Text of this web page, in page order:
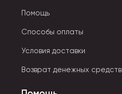
Помощь
Способы оплаты
Условия доставки
Возврат денежных средств